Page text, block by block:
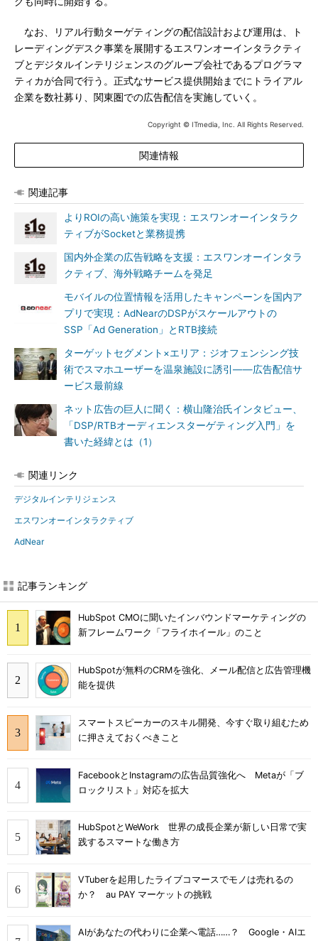
なお、リアル行動ターゲティングの配信設計および運用は、ト
レーディングデスク事業を展開するエスワンオーインタラクティ
ブとデジタルインテリジェンスのグループ会社であるプログラマ
ティカが合同で行う。正式なサービス提供開始までにトライアル
企業を数社募り、関東圏での広告配信を実施していく。
Copyright © ITmedia, Inc. All Rights Reserved.
関連情報
関連記事
よりROIの高い施策を実現：エスワンオーインタラク
ティブがSocketと業務提携
国内外企業の広告戦略を支援：エスワンオーインタラ
クティブ、海外戦略チームを発足
モバイルの位置情報を活用したキャンペーンを国内ア
プリで実現：AdNearのDSPがスケールアウトの
SSP「Ad Generation」とRTB接続
ターゲットセグメント×エリア：ジオフェンシング技
術でスマホユーザーを温泉施設に誘引――広告配信サ
ービス最前線
ネット広告の巨人に聞く：横山隆治氏インタビュー、
「DSP/RTBオーディエンスターゲティング入門」を
書いた経緯とは（1）
関連リンク
デジタルインテリジェンス
エスワンオーインタラクティブ
AdNear
記事ランキング
HubSpot CMOに聞いたインバウンドマーケティングの
新フレームワーク「フライホイール」のこと
HubSpotが無料のCRMを強化、メール配信と広告管理機
能を提供
スマートスピーカーのスキル開発、今すぐ取り組むため
に押さえておくべきこと
FacebookとInstagramの広告品質強化へ Metaが「ブ
ロックリスト」対応を拡大
HubSpotとWeWork 世界の成長企業が新しい日常で実
践するスマートな働き方
VTuberを起用したライブコマースでモノは売れるの
か？ au PAY マーケットの挑戦
AIがあなたの代わりに企業へ電話……？ Google・AIエ